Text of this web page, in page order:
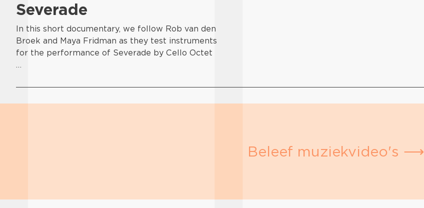
Severade
In this short documentary, we follow Rob van den
Broek and Maya Fridman as they test instruments
for the performance of Severade by Cello Octet
…
Beleef muziekvideo's ⟶